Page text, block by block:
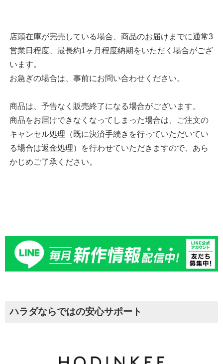
店頭在庫が完売している場合、商品のお届けまでに通常3
営業日程度、最長約1ヶ月程度納期をいただく場合がござ
います。
お急ぎの場合は、事前にお問い合わせください。
商品は、予告なく販売終了になる場合がございます。
商品をお届けできなくなってしまった場合は、ご注文の
キャンセル処理（既に決済手続きを行っていただいてい
る場合は返金処理）を行わせていただきますので、あら
かじめご了承ください。
ハラダならではの安心サポート